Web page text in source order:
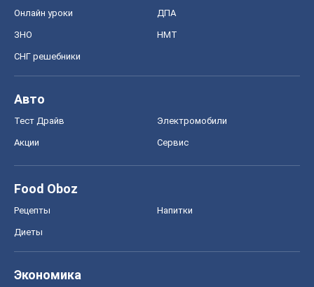
Онлайн уроки ДПА
ЗНО НМТ
СНГ решебники
Авто
Тест Драйв Электромобили
Акции Сервис
Food Oboz
Рецепты Напитки
Диеты
Экономика